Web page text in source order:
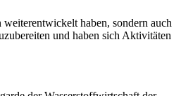
haben, sondern auch
und haben sich Aktivitäten